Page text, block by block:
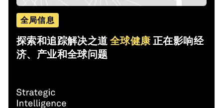
全局信息
探索和追踪解决之道全球健康正在影响经
济、产业和全球问题